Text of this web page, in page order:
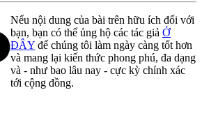
Nếu nội dung của bài trên hữu ích đối với
bạn, bạn có thể ủng hộ các tác giả Ở
ĐÂY để chúng tôi làm ngày càng tốt hơn
và mang lại kiến thức phong phú, đa dạng
và - như bao lâu nay - cực kỳ chính xác
tới cộng đồng.